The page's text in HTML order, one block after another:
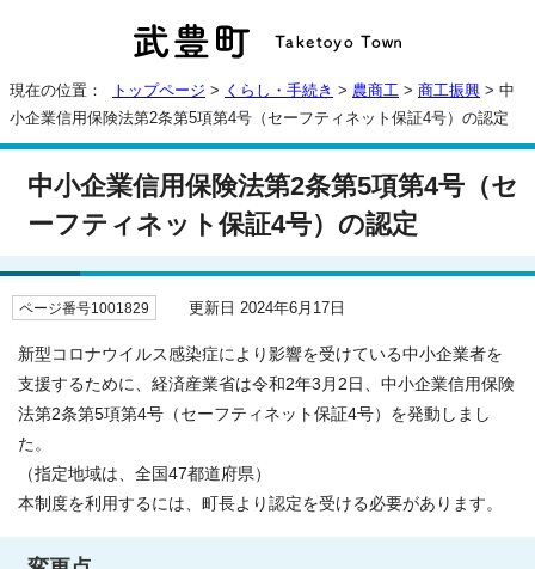
現在の位置： トップページ > くらし・手続き > 農商工 > 商工振興 > 中
小企業信用保険法第2条第5項第4号（セーフティネット保証4号）の認定
中小企業信用保険法第2条第5項第4号（セ
ーフティネット保証4号）の認定
ページ番号1001829 更新日 2024年6月17日
新型コロナウイルス感染症により影響を受けている中小企業者を
支援するために、経済産業省は令和2年3月2日、中小企業信用保険
法第2条第5項第4号（セーフティネット保証4号）を発動しまし
た。
（指定地域は、全国47都道府県）
本制度を利用するには、町長より認定を受ける必要があります。